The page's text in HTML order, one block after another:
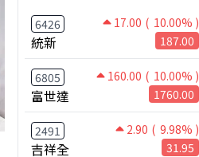
6426 17.00 ( 10.00% )
統新 187.00
6805 160.00 ( 10.00% )
富世達 1760.00
2491 2.90 ( 9.98% )
吉祥全 31.95